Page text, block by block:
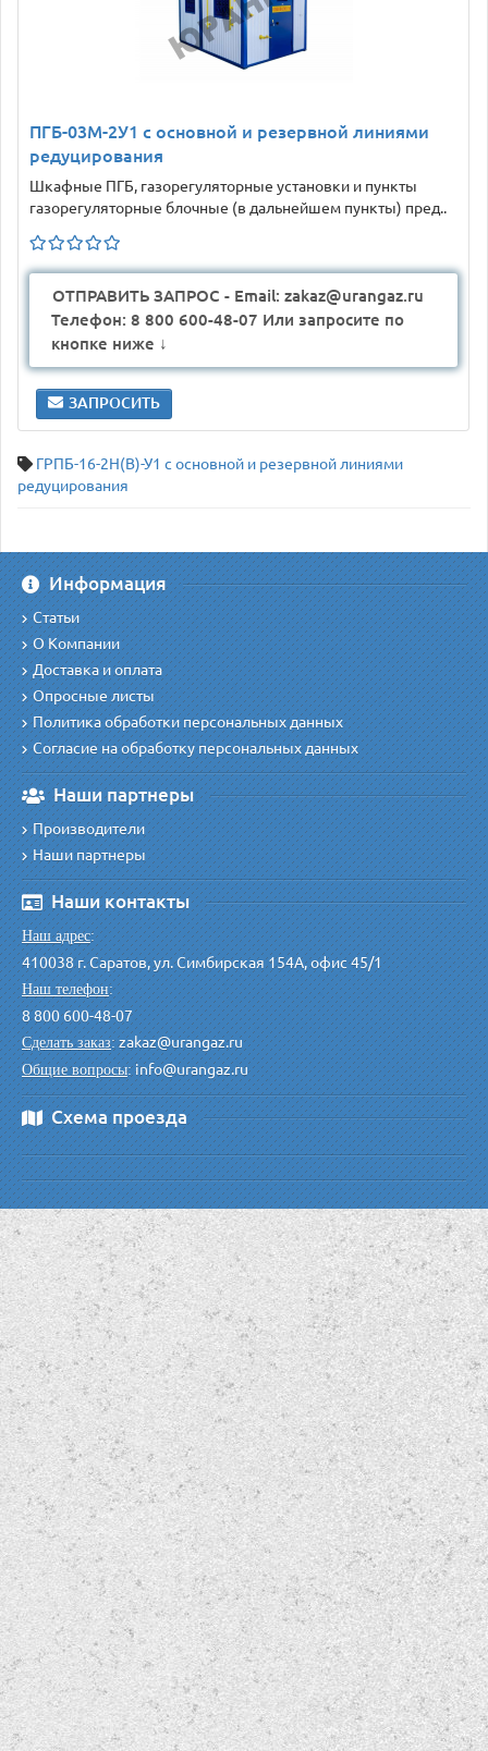
ПГБ-03М-2У1 с основной и резервной линиями
редуцирования
Шкафные ПГБ, газорегуляторные установки и пункты
газорегуляторные блочные (в дальнейшем пункты) пред..
ОТПРАВИТЬ ЗАПРОС - Email: zakaz@urangaz.ru
Телефон: 8 800 600-48-07 Или запросите по
кнопке ниже ↓
ЗАПРОСИТЬ
ГРПБ-16-2Н(В)-У1 с основной и резервной линиями
редуцирования
Информация
Статьи
О Компании
Доставка и оплата
Опросные листы
Политика обработки персональных данных
Согласие на обработку персональных данных
Наши партнеры
Производители
Наши партнеры
Наши контакты
Наш адрес:
410038 г. Саратов, ул. Симбирская 154А, офис 45/1
Наш телефон:
8 800 600-48-07
Сделать заказ:zakaz@urangaz.ru
Общие вопросы:info@urangaz.ru
Схема проезда